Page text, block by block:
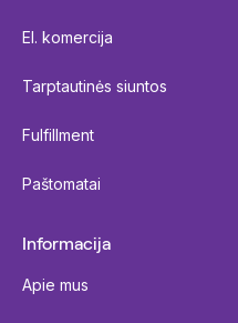
El. komercija
Tarptautinės siuntos
Fulfillment
Paštomatai
Informacija
Apie mus